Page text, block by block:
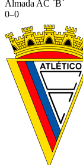
Almada AC `B`
0–0